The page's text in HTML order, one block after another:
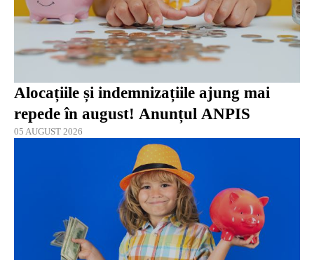
Alocațiile și indemnizațiile ajung mai
repede în august! Anunțul ANPIS
05 AUGUST 2026